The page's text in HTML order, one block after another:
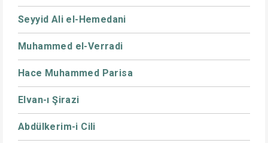
Seyyid Ali el-Hemedani
Muhammed el-Verradi
Hace Muhammed Parisa
Elvan-ı Şirazi
Abdülkerim-i Cili